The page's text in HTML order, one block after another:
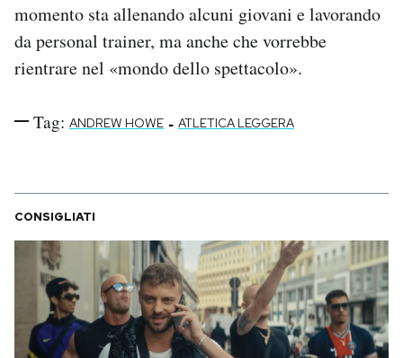
momento sta allenando alcuni giovani e lavorando
da personal trainer, ma anche che vorrebbe
rientrare nel «mondo dello spettacolo».
Tag: ANDREW HOWE - ATLETICA LEGGERA
CONSIGLIATI